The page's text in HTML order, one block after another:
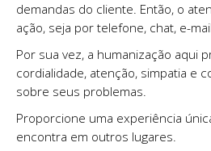
demandas do cliente. Então, o
ação, seja por telefone, chat, e-
Por sua vez, a humanização aqui
cordialidade, atenção, simpatia e
sobre seus problemas.
Proporcione uma experiência
encontra em outros lugares.